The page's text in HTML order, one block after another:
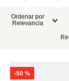
Ordenar por
Relevancia
-50 %